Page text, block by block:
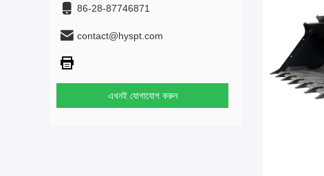
86-28-87746871
contact@hyspt.com
এখনই যোগাযোগ করুন